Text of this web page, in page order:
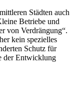
Städten auch
Betriebe und
von Verdrängung“.
kein spezielles
Schutz für
der Entwicklung